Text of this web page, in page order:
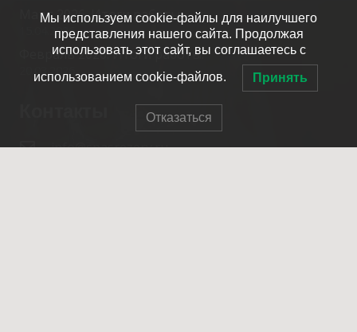
Март 2026. Итоги работы.
15.04.2026
Февраль 2026. Итоги работы.
20.03.2026
info@spasrezerv.ru
Мы используем cookie-файлы для наилучшего
представления нашего сайта. Продолжая
использовать этот сайт, вы соглашаетесь с
использованием cookie-файлов. Принять
Отказаться